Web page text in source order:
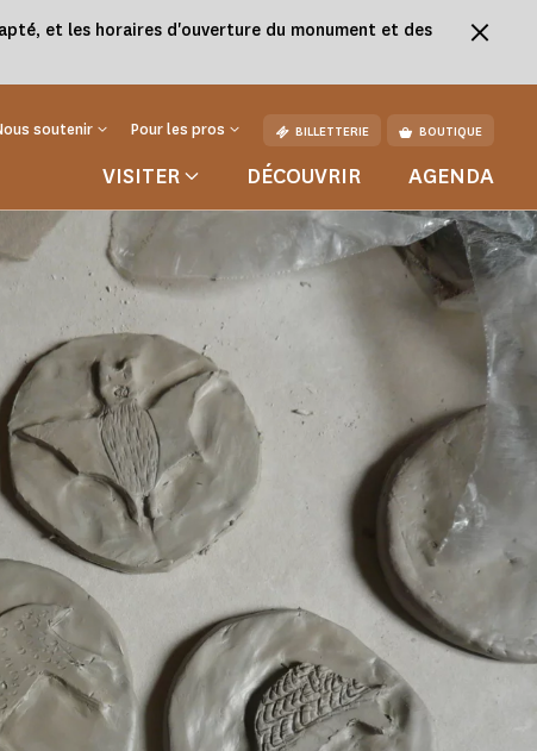
et les horaires d'ouverture du monument et des
soutenir Pour les pros BILLETTERIE BOUTIQUE
VISITER DÉCOUVRIR AGENDA